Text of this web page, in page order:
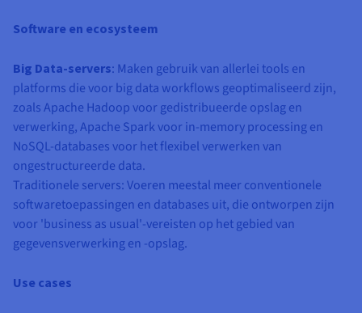
Software en ecosysteem
Big Data-servers: Maken gebruik van allerlei tools en
platforms die voor big data workflows geoptimaliseerd zijn,
zoals Apache Hadoop voor gedistribueerde opslag en
verwerking, Apache Spark voor in-memory processing en
NoSQL-databases voor het flexibel verwerken van
ongestructureerde data.
Traditionele servers: Voeren meestal meer conventionele
softwaretoepassingen en databases uit, die ontworpen zijn
voor 'business as usual'-vereisten op het gebied van
gegevensverwerking en -opslag.
Use cases